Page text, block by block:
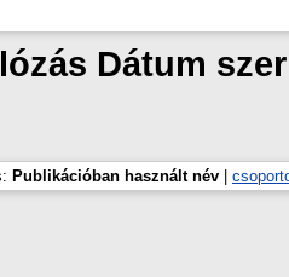
Dátum
Publikációban használt név